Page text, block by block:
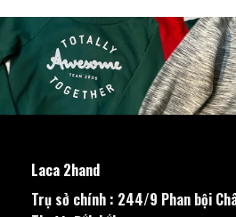
Laca 2hand
Trụ sở chính : 244/9 Phan bội